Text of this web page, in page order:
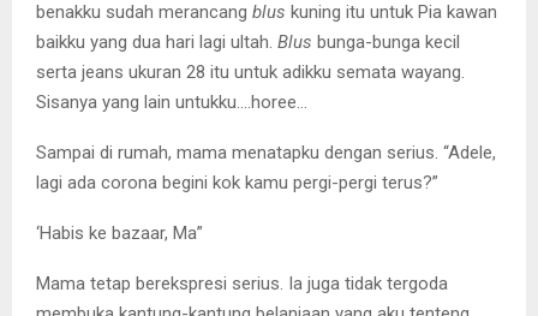
benakku sudah merancang blus kuning itu untuk Pia kawan
baikku yang dua hari lagi ultah. Blus bunga-bunga kecil
serta jeans ukuran 28 itu untuk adikku semata wayang.
Sisanya yang lain untukku….horee…
Sampai di rumah, mama menatapku dengan serius. “Adele,
lagi ada corona begini kok kamu pergi-pergi terus?”
‘Habis ke bazaar, Ma”
Mama tetap berekspresi serius. Ia juga tidak tergoda